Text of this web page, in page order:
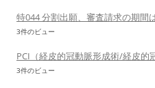
特044 分割出願、審査請求の期間
3件のビュー
PCI（経皮的冠動脈形成術/経皮的
3件のビュー